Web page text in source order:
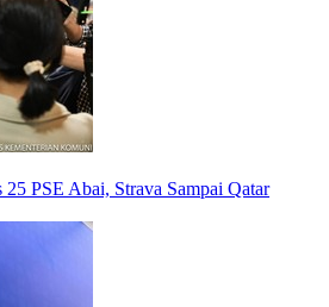
PSE Abai, Strava Sampai Qatar